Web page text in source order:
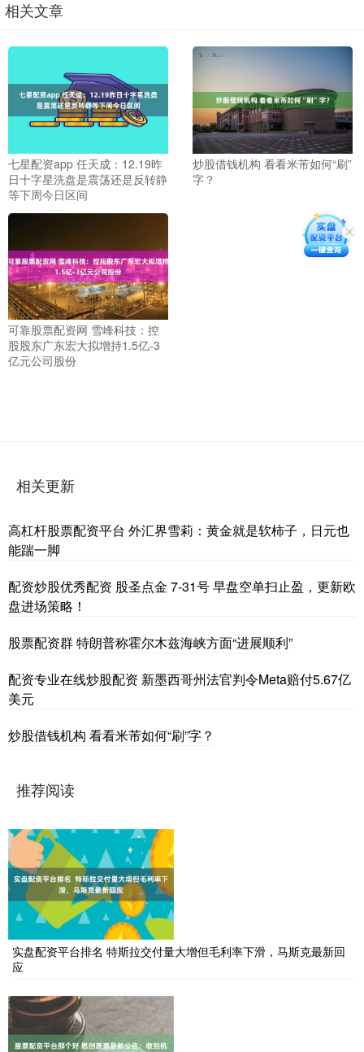
相关文章
七星配资app 任天成：12.19昨
日十字星洗盘是震荡还是反转静
等下周今日区间
炒股借钱机构 看看米芾如何“刷”
字？
可靠股票配资网 雪峰科技：控
股股东广东宏大拟增持1.5亿-3
亿元公司股份
相关更新
高杠杆股票配资平台 外汇界雪莉：黄金就是软柿子，日元也
能踹一脚
配资炒股优秀配资 股圣点金 7-31号 早盘空单扫止盈，更新欧
盘进场策略！
股票配资群 特朗普称霍尔木兹海峡方面“进展顺利”
配资专业在线炒股配资 新墨西哥州法官判令Meta赔付5.67亿
美元
炒股借钱机构 看看米芾如何“刷”字？
推荐阅读
实盘配资平台排名 特斯拉交付量大增但毛利率下滑，马斯克最新回
应